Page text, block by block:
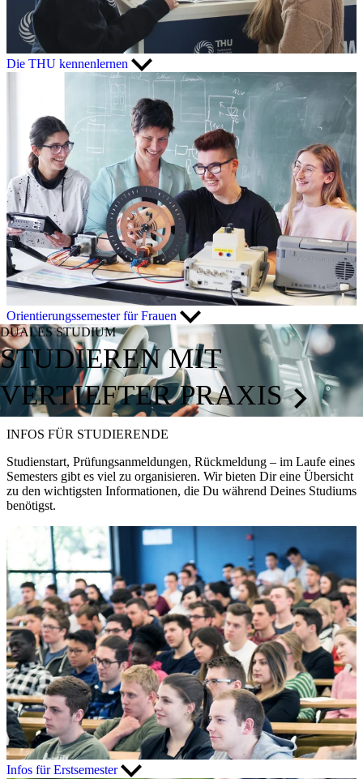
Die THU kennenlernen
Orientierungssemester für Frauen
DUALES STUDIUM
STUDIEREN MIT
VERTIEFTER PRAXIS
INFOS FÜR STUDIERENDE
Studienstart, Prüfungsanmeldungen, Rückmeldung – im Laufe eines
Semesters gibt es viel zu organisieren. Wir bieten Dir eine Übersicht
zu den wichtigsten Informationen, die Du während Deines Studiums
benötigst.
Infos für Erstsemester